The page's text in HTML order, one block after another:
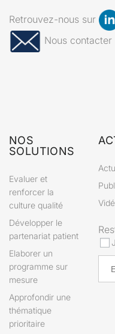
Retrouvez-nous sur
Nous contacter
NOS
SOLUTIONS
Evaluer et
renforcer la
culture qualité
Développer le
partenariat patient
Elaborer un
programme sur
mesure
Approfondir une
thématique
prioritaire